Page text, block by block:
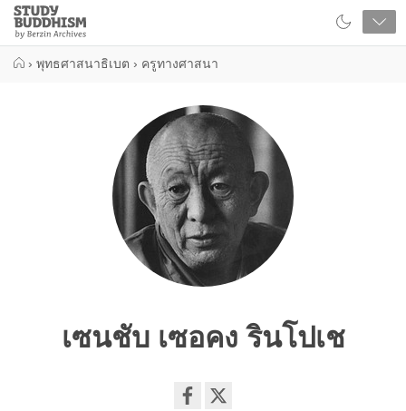
Close
Study
Buddhism
› พุทธศาสนาธิเบต › ครูทางศาสนา
เซนชับ เซอคง รินโปเช